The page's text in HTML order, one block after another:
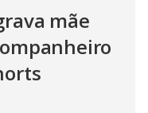
mãe